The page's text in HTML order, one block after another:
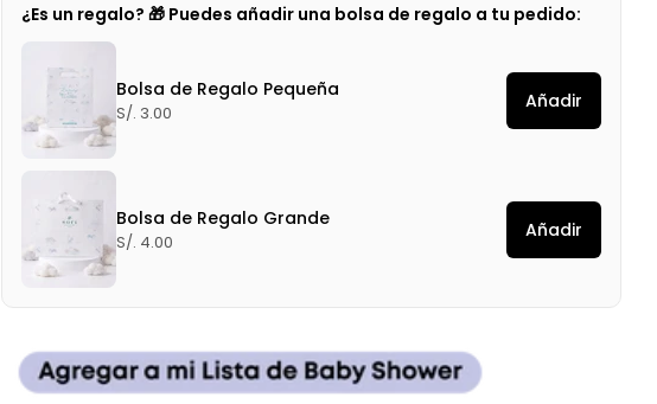
¿Es un regalo? 🎁 Puedes añadir una bolsa de regalo a tu pedido:
Bolsa de Regalo Pequeña
S/. 3.00
Añadir
Bolsa de Regalo Grande
S/. 4.00
Añadir